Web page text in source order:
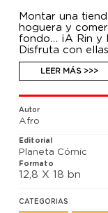
Montar una
hoguera y
fondo… ¡A Rin y
Disfruta con
vez incluso
al aire libre.
de acampar!
LEER MÁS >>>
Autor
Afro
Editorial
Planeta Cómic
Formato
12,8 X 18 bn
CATEGORIAS